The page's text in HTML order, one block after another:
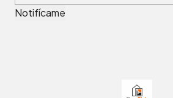
Notifícame